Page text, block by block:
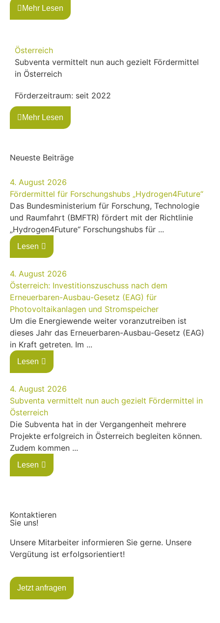
Mehr Lesen
Österreich
Subventa vermittelt nun auch gezielt Fördermittel
in Österreich
Förderzeitraum: seit 2022
Mehr Lesen
Neueste Beiträge
4. August 2026
Fördermittel für Forschungshubs „Hydrogen4Future“
Das Bundesministerium für Forschung, Technologie
und Raumfahrt (BMFTR) fördert mit der Richtlinie
„Hydrogen4Future“ Forschungshubs für ...
Lesen
4. August 2026
Österreich: Investitionszuschuss nach dem
Erneuerbaren-Ausbau-Gesetz (EAG) für
Photovoltaikanlagen und Stromspeicher
Um die Energiewende weiter voranzutreiben ist
dieses Jahr das Erneuerbaren-Ausbau-Gesetz (EAG)
in Kraft getreten. Im ...
Lesen
4. August 2026
Subventa vermittelt nun auch gezielt Fördermittel in
Österreich
Die Subventa hat in der Vergangenheit mehrere
Projekte erfolgreich in Österreich begleiten können.
Zudem kommen ...
Lesen
Kontaktieren
Sie uns!
Unsere Mitarbeiter informieren Sie gerne. Unsere
Vergütung ist erfolgsorientiert!
Jetzt anfragen